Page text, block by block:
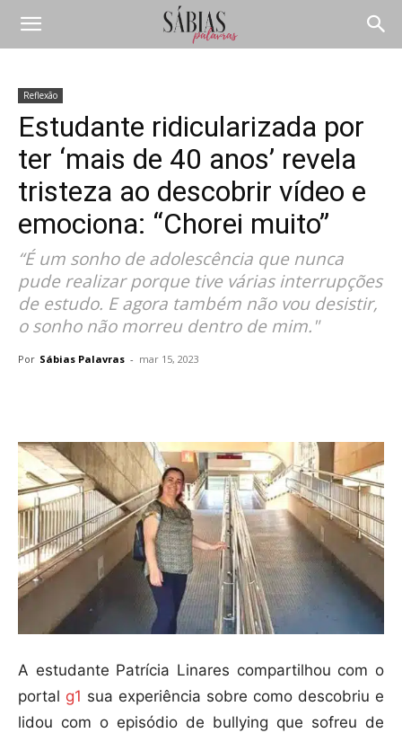
Reflexão
Estudante ridicularizada por
ter ‘mais de 40 anos’ revela
tristeza ao descobrir vídeo e
emociona: “Chorei muito”
“É um sonho de adolescência que nunca
pude realizar porque tive várias interrupções
de estudo. E agora também não vou desistir,
o sonho não morreu dentro de mim."
Por Sábias Palavras - mar 15, 2023
A estudante Patrícia Linares compartilhou com o
portal g1 sua experiência sobre como descobriu e
lidou com o episódio de bullying que sofreu de